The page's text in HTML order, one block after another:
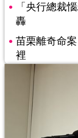
「央行總裁
轟
苗栗離奇命
裡